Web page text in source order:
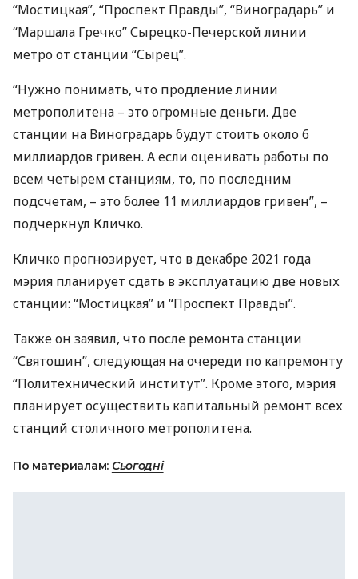
“Мостицкая”, “Проспект Правды”, “Виноградарь” и
“Маршала Гречко” Сырецко-Печерской линии
метро от станции “Сырец”.
“Нужно понимать, что продление линии
метрополитена – это огромные деньги. Две
станции на Виноградарь будут стоить около 6
миллиардов гривен. А если оценивать работы по
всем четырем станциям, то, по последним
подсчетам, – это более 11 миллиардов гривен”, –
подчеркнул Кличко.
Кличко прогнозирует, что в декабре 2021 года
мэрия планирует сдать в эксплуатацию две новых
станции: “Мостицкая” и “Проспект Правды”.
Также он заявил, что после ремонта станции
“Святошин”, следующая на очереди по капремонту
“Политехнический институт”. Кроме этого, мэрия
планирует осуществить капитальный ремонт всех
станций столичного метрополитена.
По материалам: Сьогодні